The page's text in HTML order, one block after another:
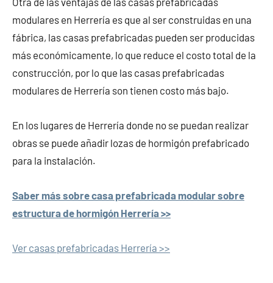
modulares en Herrería es que al ser construidas en una
fábrica, las casas prefabricadas pueden ser producidas
más económicamente, lo que reduce el costo total de la
construcción, por lo que las casas prefabricadas
modulares de Herrería son tienen costo más bajo.
En los lugares de Herrería donde no se puedan realizar
obras se puede añadir lozas de hormigón prefabricado
para la instalación.
Saber más sobre casa prefabricada modular sobre
estructura de hormigón Herrería >>
Ver casas prefabricadas Herrería >>